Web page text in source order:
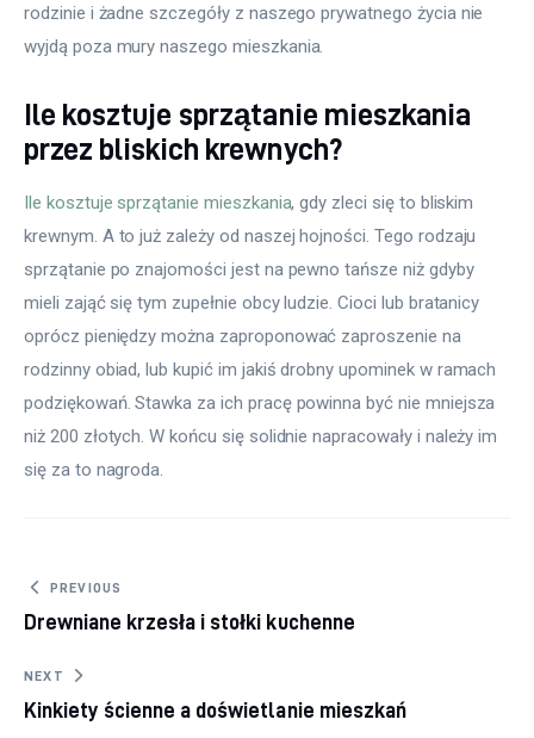
rodzinie i żadne szczegóły z naszego prywatnego życia nie
wyjdą poza mury naszego mieszkania.
Ile kosztuje sprzątanie mieszkania
przez bliskich krewnych?
Ile kosztuje sprzątanie mieszkania, gdy zleci się to bliskim
krewnym. A to już zależy od naszej hojności. Tego rodzaju
sprzątanie po znajomości jest na pewno tańsze niż gdyby
mieli zająć się tym zupełnie obcy ludzie. Cioci lub bratanicy
oprócz pieniędzy można zaproponować zaproszenie na
rodzinny obiad, lub kupić im jakiś drobny upominek w ramach
podziękowań. Stawka za ich pracę powinna być nie mniejsza
niż 200 złotych. W końcu się solidnie napracowały i należy im
się za to nagroda.
Nawigacja wpisu
PREVIOUS
Drewniane krzesła i stołki kuchenne
NEXT
Kinkiety ścienne a doświetlanie mieszkań